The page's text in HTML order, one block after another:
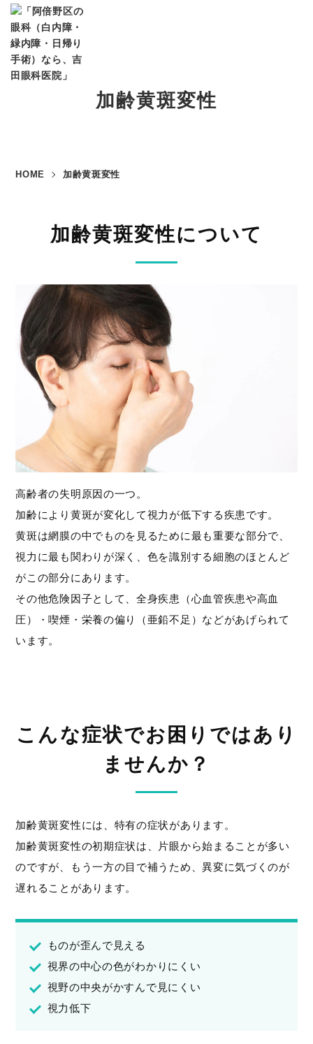
加齢黄斑変性
HOME 加齢黄斑変性
加齢黄斑変性について
高齢者の失明原因の一つ。
加齢により黄斑が変化して視力が低下する疾患です。
黄斑は網膜の中でものを見るために最も重要な部分で、
視力に最も関わりが深く、色を識別する細胞のほとんど
がこの部分にあります。
その他危険因子として、全身疾患（心血管疾患や高血
圧）・喫煙・栄養の偏り（亜鉛不足）などがあげられて
います。
こんな症状でお困りではあり
ませんか？
加齢黄斑変性には、特有の症状があります。
加齢黄斑変性の初期症状は、片眼から始まることが多い
のですが、もう一方の目で補うため、異変に気づくのが
遅れることがあります。
ものが歪んで見える
視界の中心の色がわかりにくい
視野の中央がかすんで見にくい
視力低下